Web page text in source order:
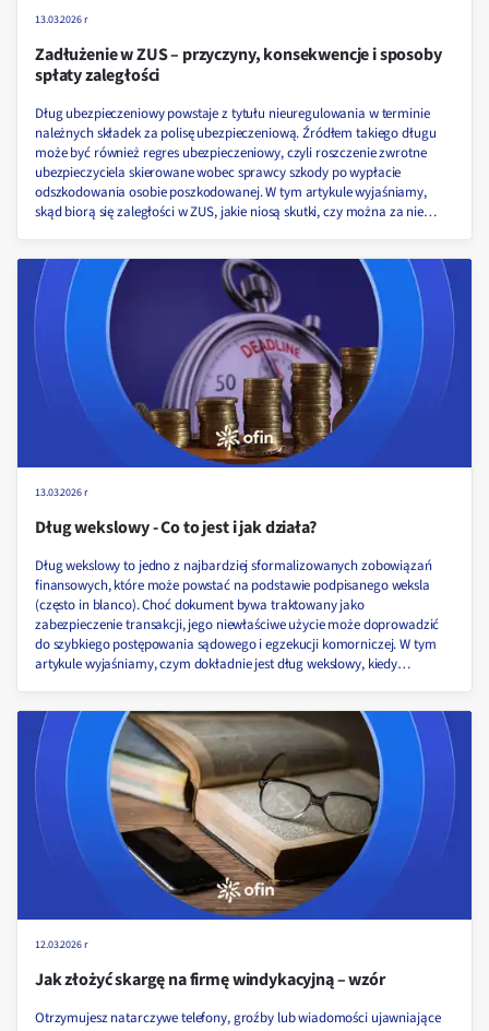
13.03.2026 r
Zadłużenie w ZUS – przyczyny, konsekwencje i sposoby
spłaty zaległości
Dług ubezpieczeniowy powstaje z tytułu nieuregulowania w terminie
należnych składek za polisę ubezpieczeniową. Źródłem takiego długu
może być również regres ubezpieczeniowy, czyli roszczenie zwrotne
ubezpieczyciela skierowane wobec sprawcy szkody po wypłacie
odszkodowania osobie poszkodowanej. W tym artykule wyjaśniamy,
skąd biorą się zaległości w ZUS, jakie niosą skutki, czy można za nie
13.03.2026 r
Dług wekslowy - Co to jest i jak działa?
Dług wekslowy to jedno z najbardziej sformalizowanych zobowiązań
finansowych, które może powstać na podstawie podpisanego weksla
(często in blanco). Choć dokument bywa traktowany jako
zabezpieczenie transakcji, jego niewłaściwe użycie może doprowadzić
do szybkiego postępowania sądowego i egzekucji komorniczej. W tym
artykule wyjaśniamy, czym dokładnie jest dług wekslowy, kiedy
12.03.2026 r
Jak złożyć skargę na firmę windykacyjną – wzór
Otrzymujesz natarczywe telefony, groźby lub wiadomości ujawniające